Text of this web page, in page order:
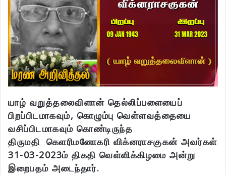
யாழ் வறுத்தலைவிளான் தெல்லிப்பளையைப்
பிறப்பிடமாகவும், கொழும்பு வெள்ளவத்தையை
வசிப்பிடமாகவும் கொண்டிருந்த
திருமதி கௌரிமனோகரி விக்னராசகுகன் அவர்கள்
31-03-2023ம் திகதி வெள்ளிக்கிழமை அன்று
இறைபதம் அடைந்தார்.